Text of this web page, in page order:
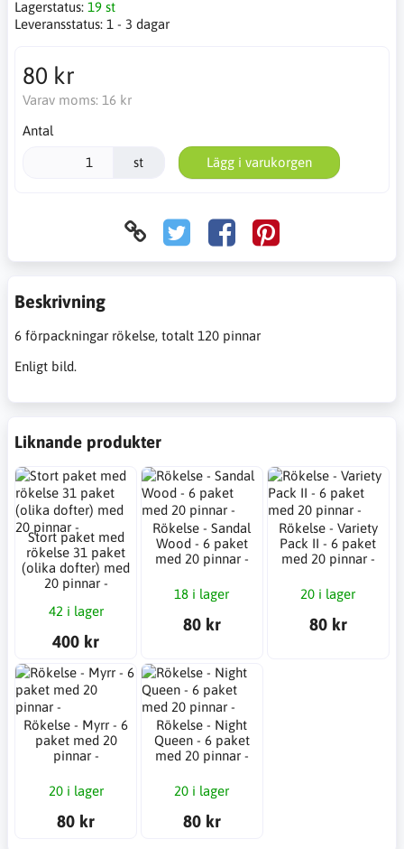
Lagerstatus: 19 st
Leveransstatus: 1 - 3 dagar
80 kr
Varav moms: 16 kr
Antal
st Lägg i varukorgen
Beskrivning
6 förpackningar rökelse, totalt 120 pinnar
Enligt bild.
Liknande produkter
Stort paket med
rökelse 31 paket
(olika dofter) med
20 pinnar -
42 i lager
400 kr
Rökelse - Sandal
Wood - 6 paket
med 20 pinnar -
18 i lager
80 kr
Rökelse - Variety
Pack II - 6 paket
med 20 pinnar -
20 i lager
80 kr
Rökelse - Myrr - 6
paket med 20
pinnar -
20 i lager
80 kr
Rökelse - Night
Queen - 6 paket
med 20 pinnar -
20 i lager
80 kr